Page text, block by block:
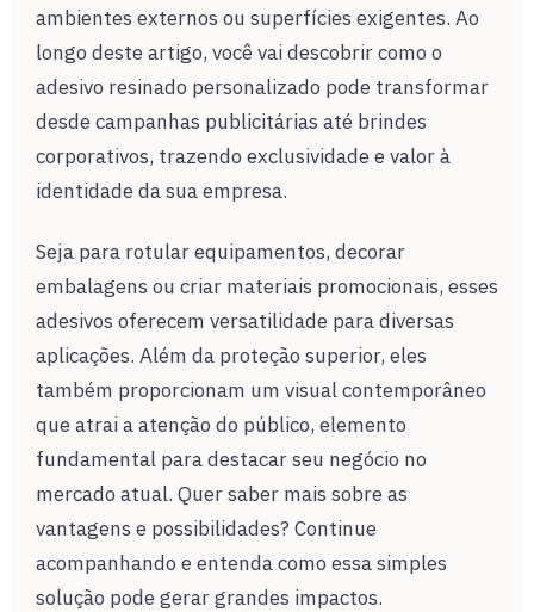
ambientes externos ou superfícies exigentes. Ao
longo deste artigo, você vai descobrir como o
adesivo resinado personalizado pode transformar
desde campanhas publicitárias até brindes
corporativos, trazendo exclusividade e valor à
identidade da sua empresa.
Seja para rotular equipamentos, decorar
embalagens ou criar materiais promocionais, esses
adesivos oferecem versatilidade para diversas
aplicações. Além da proteção superior, eles
também proporcionam um visual contemporâneo
que atrai a atenção do público, elemento
fundamental para destacar seu negócio no
mercado atual. Quer saber mais sobre as
vantagens e possibilidades? Continue
acompanhando e entenda como essa simples
solução pode gerar grandes impactos.